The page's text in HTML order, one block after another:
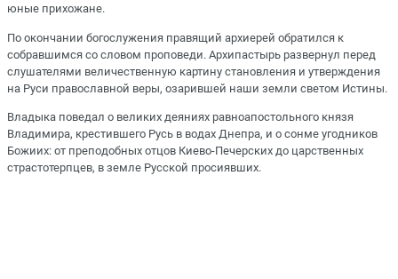
юные прихожане.
По окончании богослужения правящий архиерей обратился к
собравшимся со словом проповеди. Архипастырь развернул перед
слушателями величественную картину становления и утверждения
на Руси православной веры, озарившей наши земли светом Истины.
Владыка поведал о великих деяниях равноапостольного князя
Владимира, крестившего Русь в водах Днепра, и о сонме угодников
Божиих: от преподобных отцов Киево-Печерских до царственных
страстотерпцев, в земле Русской просиявших.